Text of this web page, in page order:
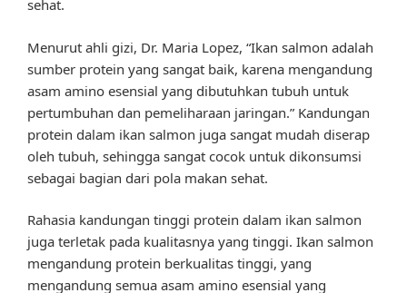
sehat.
Menurut ahli gizi, Dr. Maria Lopez, “Ikan salmon adalah
sumber protein yang sangat baik, karena mengandung
asam amino esensial yang dibutuhkan tubuh untuk
pertumbuhan dan pemeliharaan jaringan.” Kandungan
protein dalam ikan salmon juga sangat mudah diserap
oleh tubuh, sehingga sangat cocok untuk dikonsumsi
sebagai bagian dari pola makan sehat.
Rahasia kandungan tinggi protein dalam ikan salmon
juga terletak pada kualitasnya yang tinggi. Ikan salmon
mengandung protein berkualitas tinggi, yang
mengandung semua asam amino esensial yang